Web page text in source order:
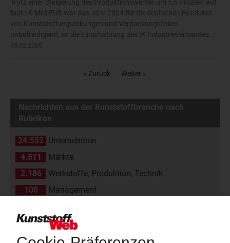
Trotz einer Steigerung des Produktionswertes um 5,5 Prozent auf
fast 10 Mrd EUR war das Jahr 2004 für die deutschen Hersteller
von Kunststoffverpackungen und Verpackungsfolien
unbefriedigend, so die Einschätzung des IK Industrieverbandes...
« Zurück Weiter »
Nachrichten aus der Kunststoffbranche nach
Rubriken
24.552 Unternehmen
4.511
Märkte
2.186
Werkstoffe, Produktion, Technik
108
Management
1.839
Branche
811
Veranstaltungen